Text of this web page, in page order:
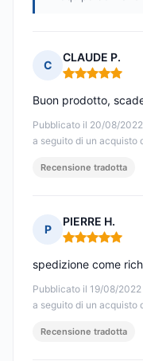
C
CLAUDE P.
Nota: 5 su 5
Pubblicato il 20/08/2022
a seguito di un acquisto
Buon prodotto,
Recensione tradotta
P
PIERRE H.
Nota: 5 su 5
Pubblicato il 19/08/
a seguito di un acquisto
spedizione come
Recensione tradotta